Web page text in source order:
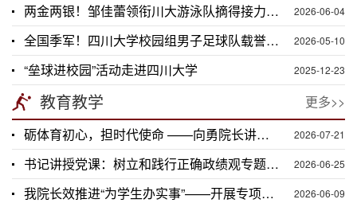
两金两银！邹佳蕾领衔川大游泳队摘得接力赛桂冠 2026-06-04
全国季军！四川大学校园组男子足球队载誉而归 2026-05-10
“垒球进校园”活动走进四川大学 2025-12-23
教育教学
更多>>
砺体育初心，担时代使命 ——向勇院长讲授党课
2026-07-21
书记讲授党课：树立和践行正确政绩观专题党课学习 2026-06-25
我院长效推进“为学生办实事”——开展专项体测提升系列辅导活动 2026-06-09